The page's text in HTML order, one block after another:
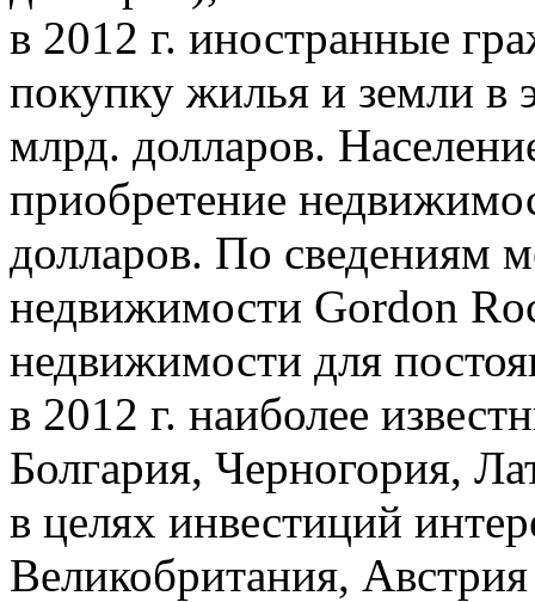
в 2012 г. иностранные
покупку жилья и земли в
млрд. долларов.
приобретение
долларов. По сведениям
недвижимости Gordon
недвижимости для
в 2012 г. наиболее
Болгария, Черногория,
в целях инвестиций
Великобритания,